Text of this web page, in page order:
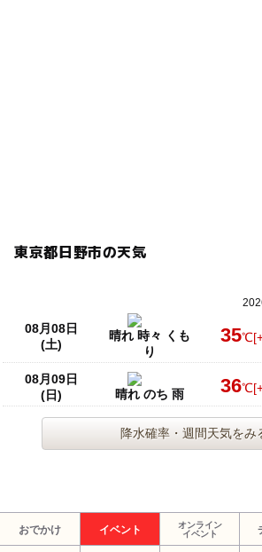
東京都日野市の天気
08月08日
(土)
晴れ 時々 くも
り
35℃
08月09日
(日)
晴れ のち 雨 36℃
降水確率・週間天気をみ
おでかけ イベント
オンライン
イベント